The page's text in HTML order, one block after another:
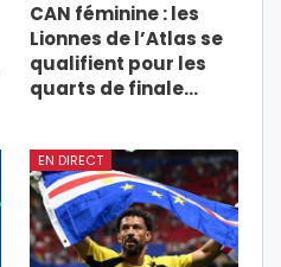
CAN féminine : les
Lionnes de l’Atlas se
qualifient pour les
quarts de finale…
EN DIRECT